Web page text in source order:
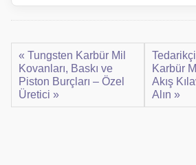
« Tungsten Karbür Mil
Kovanları, Baskı ve
Piston Burçları – Özel
Üretici »
Karbür
Akış
Alın »